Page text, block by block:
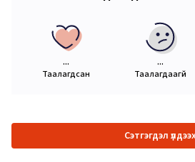
...
Таалагдсан
...
Таалагдаагүй
Сэтгэгдэл